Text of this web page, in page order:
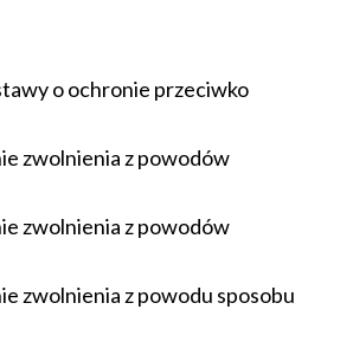
o ochronie przeciwko
zwolnienia z powodów
zwolnienia z powodów
zwolnienia z powodu sposobu